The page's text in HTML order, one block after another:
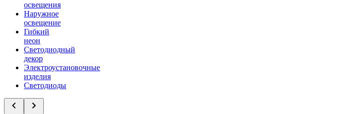
освещения
Наружное
освещение
Гибкий
неон
Светодиодный
декор
Электроустановочные
изделия
Светодиоды